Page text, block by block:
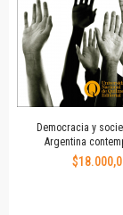
Otros
Series
Unidad de
Democracia y
Argentina